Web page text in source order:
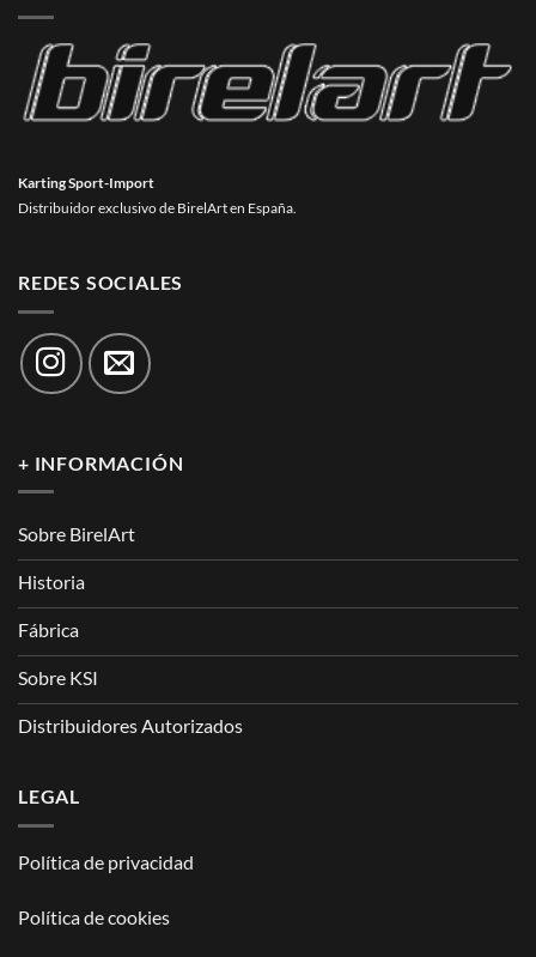
Karting Sport-Import
Distribuidor exclusivo de BirelArt en España.
REDES SOCIALES
+ INFORMACIÓN
Sobre BirelArt
Historia
Fábrica
Sobre KSI
Distribuidores Autorizados
LEGAL
Política de privacidad
Política de cookies